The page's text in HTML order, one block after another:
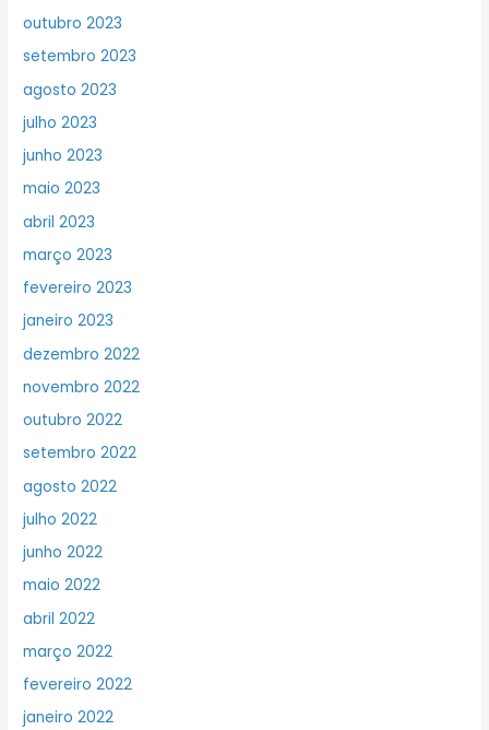
outubro 2023
setembro 2023
agosto 2023
julho 2023
junho 2023
maio 2023
abril 2023
março 2023
fevereiro 2023
janeiro 2023
dezembro 2022
novembro 2022
outubro 2022
setembro 2022
agosto 2022
julho 2022
junho 2022
maio 2022
abril 2022
março 2022
fevereiro 2022
janeiro 2022